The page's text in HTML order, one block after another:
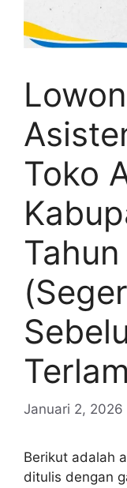
Toko
Januari 2, 2026
Berikut adalah
ditulis dengan